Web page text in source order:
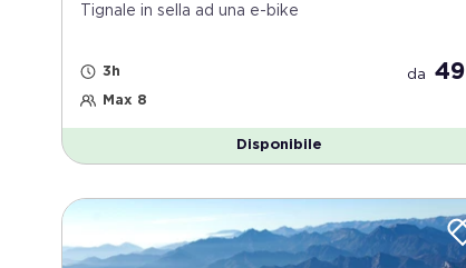
Tignale in sella ad una e-bike
3h
Max 8
da 49
Disponibile